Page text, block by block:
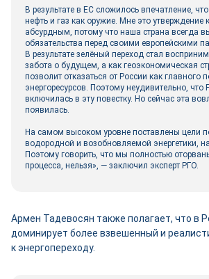
В результате в ЕС сложилось впечатление,
нефть и газ как оружие. Мне это утверждение
абсурдным, потому что наша страна всегда
обязательства перед своими европейскими
В результате зелёный переход стал
забота о будущем, а как геоэкономическая
позволит отказаться от России как главного
энергоресурсов. Поэтому неудивительно, что
включилась в эту повестку. Но сейчас эта
появилась.
На самом высоком уровне поставлены цели
водородной и возобновляемой энергетики,
Поэтому говорить, что мы полностью
процесса, нельзя», — заключил эксперт РГО.
Армен Тадевосян также полагает, что в
доминирует более взвешенный и
к энергопереходу.